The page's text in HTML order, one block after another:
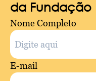
da Fundação
Nome Completo
E-mail